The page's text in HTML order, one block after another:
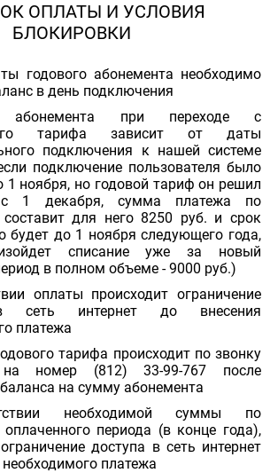
ОПЛАТЫ И УСЛОВИЯ
БЛОКИРОВКИ
годового абонемента необходимо
в день подключения
абонемента при переходе с
тарифа зависит от даты
подключения к нашей системе
подключение пользователя было
1 ноября, но годовой тариф он решил
с 1 декабря, сумма платежа по
составит для него 8250 руб. и срок
будет до 1 ноября следующего года,
списание уже за новый
в полном объеме - 9000 руб.)
оплаты происходит ограничение
сеть интернет до внесения
платежа
тарифа происходит по звонку
на номер (812) 33-99-767 после
на сумму абонемента
необходимой суммы по
периода (в конце года),
доступа в сеть интернет
платежа